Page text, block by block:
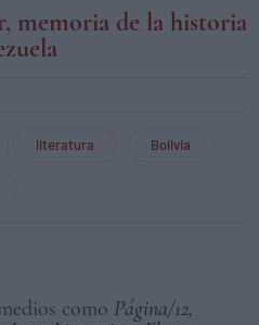
memoria de la historia
literatura Bolivia
como Página/12,